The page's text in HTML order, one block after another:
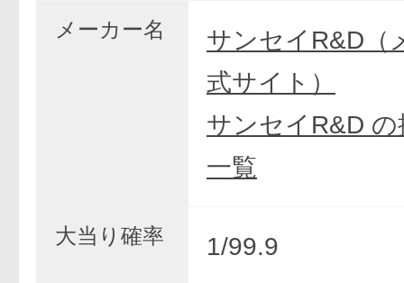
メーカー名
サンセイR&D（
式サイト）
サンセイR&D の
一覧
大当り確率 1/99.9